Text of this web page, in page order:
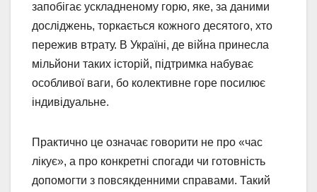
запобігає ускладненому горю, яке, за даними
досліджень, торкається кожного десятого, хто
пережив втрату. В Україні, де війна принесла
мільйони таких історій, підтримка набуває
особливої ваги, бо колективне горе посилює
індивідуальне.
Практично це означає говорити не про «час
лікує», а про конкретні спогади чи готовність
допомогти з повсякденними справами. Такий